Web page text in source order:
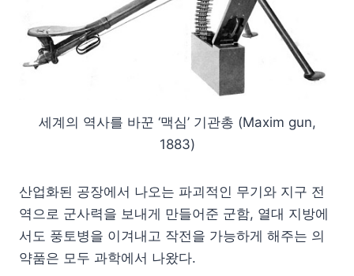
세계의 역사를 바꾼 ‘맥심’ 기관총 (Maxim gun,
1883)
산업화된 공장에서 나오는 파괴적인 무기와 지구 전
역으로 군사력을 보내게 만들어준 군함, 열대 지방에
서도 풍토병을 이겨내고 작전을 가능하게 해주는 의
약품은 모두 과학에서 나왔다.